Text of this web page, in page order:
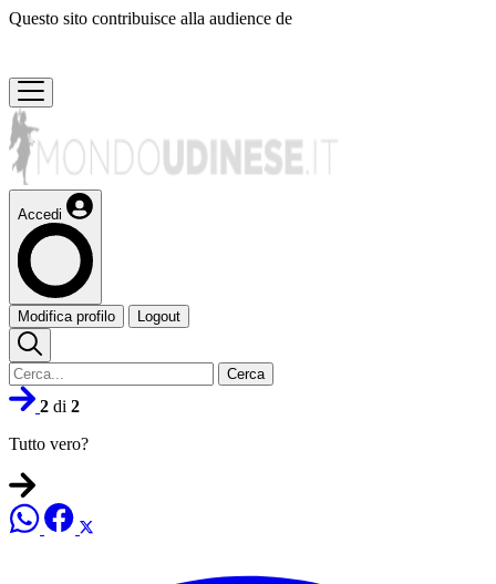
Questo sito contribuisce alla audience de
Accedi
Modifica profilo Logout
Cerca
2 di 2
Tutto vero?